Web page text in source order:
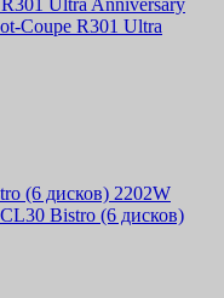
Coupe R301 Ultra
Bistro (6 дисков)